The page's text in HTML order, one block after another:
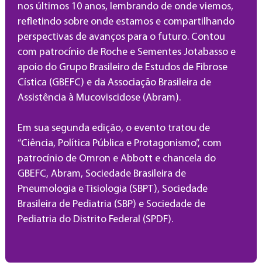
nos últimos 10 anos, lembrando de onde viemos,
refletindo sobre onde estamos e compartilhando
perspectivas de avanços para o futuro. Contou
com patrocínio de Roche e Sementes Jotabasso e
apoio do Grupo Brasileiro de Estudos de Fibrose
Cística (GBEFC) e da Associação Brasileira de
Assistência à Mucoviscidose (Abram).
Em sua segunda edição, o evento tratou de
“Ciência, Política Pública e Protagonismo”, com
patrocínio de Omron e Abbott e chancela do
GBEFC, Abram, Sociedade Brasileira de
Pneumologia e Tisiologia (SBPT), Sociedade
Brasileira de Pediatria (SBP) e Sociedade de
Pediatria do Distrito Federal (SPDF).